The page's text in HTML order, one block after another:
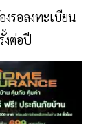
รอลงทะเบียน
งต่อปี